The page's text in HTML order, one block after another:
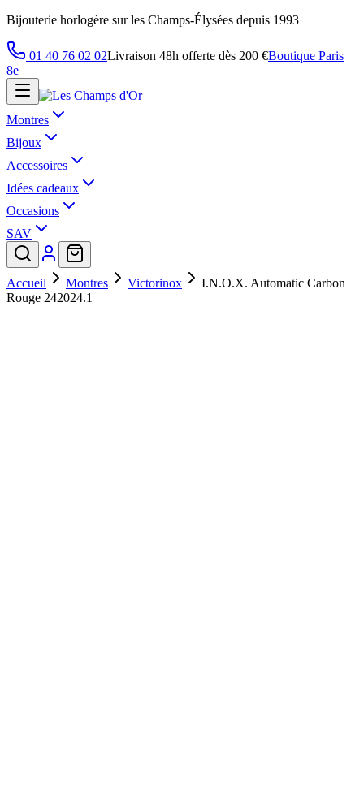
Bijouterie horlogère sur les Champs-Élysées depuis 1993
01 40 76 02 02Livraison 48h offerte dès 200 €Boutique Paris
8e
Montres
Bijoux
Accessoires
Idées cadeaux
Occasions
SAV
Accueil Montres Victorinox
I.N.O.X. Automatic Carbon
Rouge 242024.1